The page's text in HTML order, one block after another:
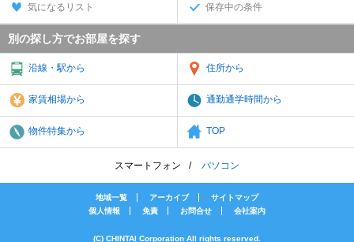
気になるリスト 保存中の条件
別の探し方でお部屋を探す
沿線・駅から 住所から
家賃相場から 通勤通学時間から
物件特集から TOP
スマートフォン パソコン
地域一覧 アーカイブ
サイトマップ
個人情報
免責 お問合せ 会社案内
(C) CHINTAI Corporation All rights reserved.